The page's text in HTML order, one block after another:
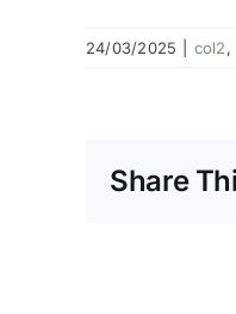
24/03/2025 col2,
Share